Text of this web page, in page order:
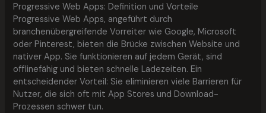
Progressive Web Apps: Definition und Vorteile
Progressive Web Apps, angeführt durch
branchenübergreifende Vorreiter wie Google, Microsoft
oder Pinterest, bieten die Brücke zwischen Website und
nativer App. Sie funktionieren auf jedem Gerät, sind
offlinefähig und bieten schnelle Ladezeiten. Ein
entscheidender Vorteil: Sie eliminieren viele Barrieren für
Nutzer, die sich oft mit App Stores und Download-
Prozessen schwer tun.